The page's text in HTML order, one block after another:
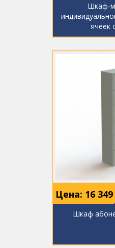
Шкаф-
ячеек
Цена: 16 349
Шкаф